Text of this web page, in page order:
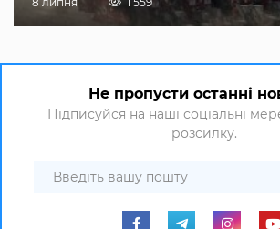
Не пропусти останні
Підписуйся на наші соціальні
розсилку.